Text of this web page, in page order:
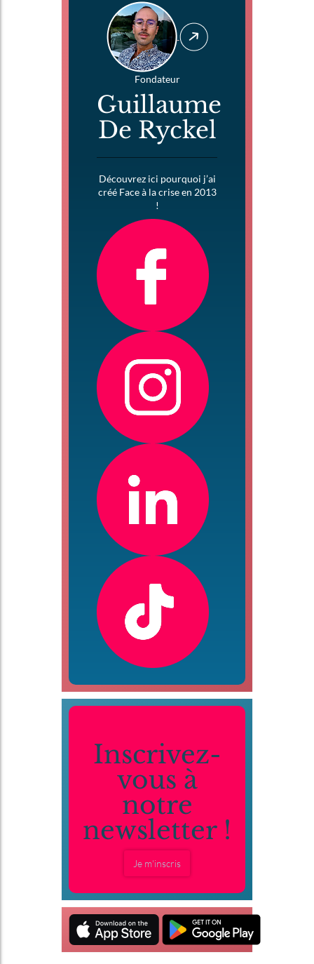
Fondateur
Guillaume
De Ryckel
Découvrez ici pourquoi j’ai
créé Face à la crise en 2013
!
Inscrivez-
vous à
notre
newsletter !
Je m'inscris